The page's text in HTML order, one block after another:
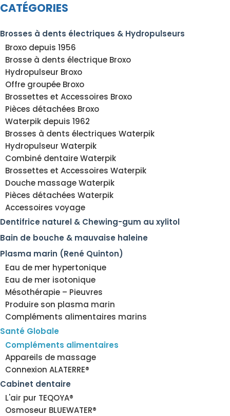
CATÉGORIES
Brosses à dents électriques & Hydropulseurs
Broxo depuis 1956
Brosse à dents électrique Broxo
Hydropulseur Broxo
Offre groupée Broxo
Brossettes et Accessoires Broxo
Pièces détachées Broxo
Waterpik depuis 1962
Brosses à dents électriques Waterpik
Hydropulseur Waterpik
Combiné dentaire Waterpik
Brossettes et Accessoires Waterpik
Douche massage Waterpik
Pièces détachées Waterpik
Accessoires voyage
Dentifrice naturel & Chewing-gum au xylitol
Bain de bouche & mauvaise haleine
Plasma marin (René Quinton)
Eau de mer hypertonique
Eau de mer isotonique
Mésothérapie – Pieuvres
Produire son plasma marin
Compléments alimentaires marins
Santé Globale
Compléments alimentaires
Appareils de massage
Connexion ALATERRE®
Cabinet dentaire
L'air pur TEQOYA®
Osmoseur BLUEWATER®